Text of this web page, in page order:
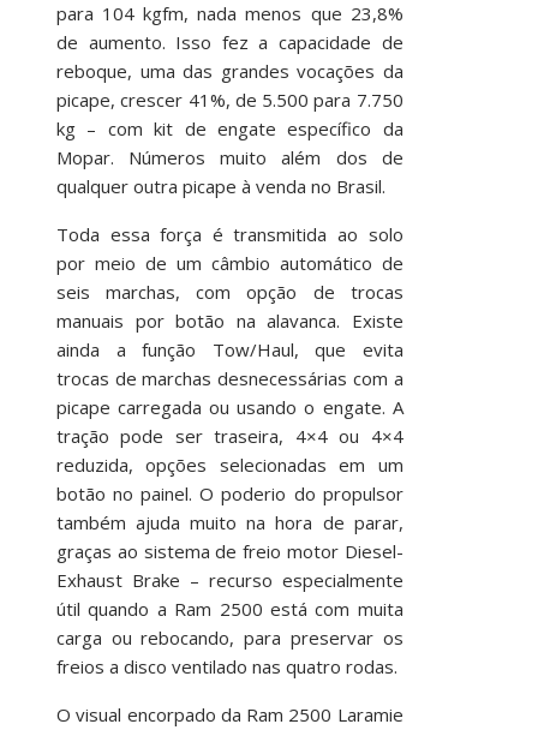
para 104 kgfm, nada menos que 23,8%
de aumento. Isso fez a capacidade de
reboque, uma das grandes vocações da
picape, crescer 41%, de 5.500 para 7.750
kg – com kit de engate específico da
Mopar. Números muito além dos de
qualquer outra picape à venda no Brasil.
Toda essa força é transmitida ao solo
por meio de um câmbio automático de
seis marchas, com opção de trocas
manuais por botão na alavanca. Existe
ainda a função Tow/Haul, que evita
trocas de marchas desnecessárias com a
picape carregada ou usando o engate. A
tração pode ser traseira, 4×4 ou 4×4
reduzida, opções selecionadas em um
botão no painel. O poderio do propulsor
também ajuda muito na hora de parar,
graças ao sistema de freio motor Diesel-
Exhaust Brake – recurso especialmente
útil quando a Ram 2500 está com muita
carga ou rebocando, para preservar os
freios a disco ventilado nas quatro rodas.
O visual encorpado da Ram 2500 Laramie